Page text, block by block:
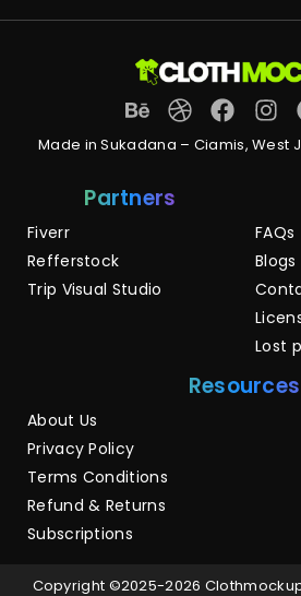
Made in Sukadana – Ciamis, West
Partners
Fiverr
Refferstock
Trip Visual Studio
FAQs
Blogs
Lost
Resources
About Us
Privacy Policy
Terms Conditions
Refund & Returns
Subscriptions
Copyright ©2025-2026